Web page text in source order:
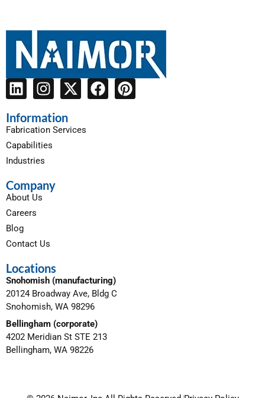
Information
Fabrication Services
Capabilities
Industries
Company
About Us
Careers
Blog
Contact Us
Locations
Snohomish (manufacturing)
20124 Broadway Ave, Bldg C
Snohomish, WA 98296
Bellingham (corporate)
4202 Meridian St STE 213
Bellingham, WA 98226